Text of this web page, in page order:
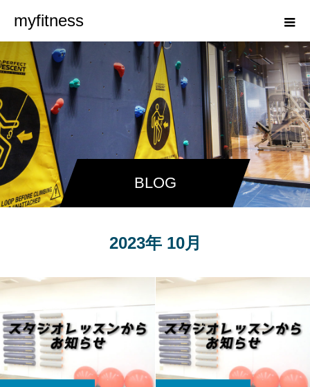
myfitness
BLOG
2023年 10月